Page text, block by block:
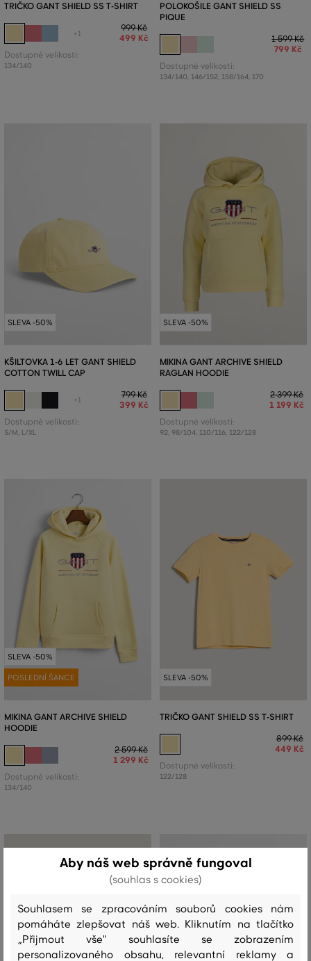
TRIČKO GANT SHIELD SS T-SHIRT
+1
999 Kč
499 Kč
Dostupné velikosti:
134/140
POLOKOŠILE GANT SHIELD SS
PIQUE
1 599 Kč
799 Kč
Dostupné velikosti:
134/140, 146/152, 158/164, 170
SLEVA -50%
KŠILTOVKA 1-6 LET GANT SHIELD
COTTON TWILL CAP
+1
799 Kč
399 Kč
Dostupné velikosti:
S/M L/XL
SLEVA -50%
MIKINA GANT ARCHIVE SHIELD
RAGLAN HOODIE
2 399 Kč
1 199 Kč
Dostupné velikosti:
92 98/104 110/116, 122/128
SLEVA -50%
POSLEDNÍ ŠANCE
MIKINA GANT ARCHIVE SHIELD
HOODIE
2 599 Kč
1 299 Kč
Dostupné velikosti:
134/140
SLEVA -50%
TRIČKO GANT SHIELD SS T-SHIRT
899 Kč
449 Kč
Dostupné velikosti:
122/128
Aby náš web správně fungoval
(souhlas s cookies)
Souhlasem se zpracováním souborů cookies nám
pomáháte zlepšovat náš web. Kliknutím na tlačítko
„Přijmout vše" souhlasíte se zobrazením
personalizovaného obsahu, relevantní reklamy a